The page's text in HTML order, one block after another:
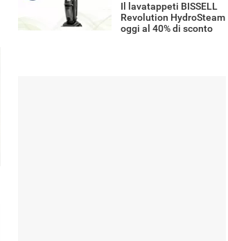
Il lavatappeti BISSELL
Revolution HydroSteam
oggi al 40% di sconto